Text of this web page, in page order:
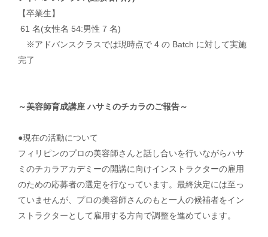
【卒業生】
61 名(女性名 54:男性 7 名)
※アドバンスクラスでは現時点で 4 の Batch に対して実施
完了
～美容師育成講座 ハサミのチカラのご報告～
●現在の活動について
フィリピンのプロの美容師さんと話し合いを行いながらハサ
ミのチカラアカデミーの開講に向けインストラクターの雇用
のための応募者の選定を行なっています。最終決定には至っ
ていませんが、プロの美容師さんのもと一人の候補者をイン
ストラクターとして雇用する方向で調整を進めています。